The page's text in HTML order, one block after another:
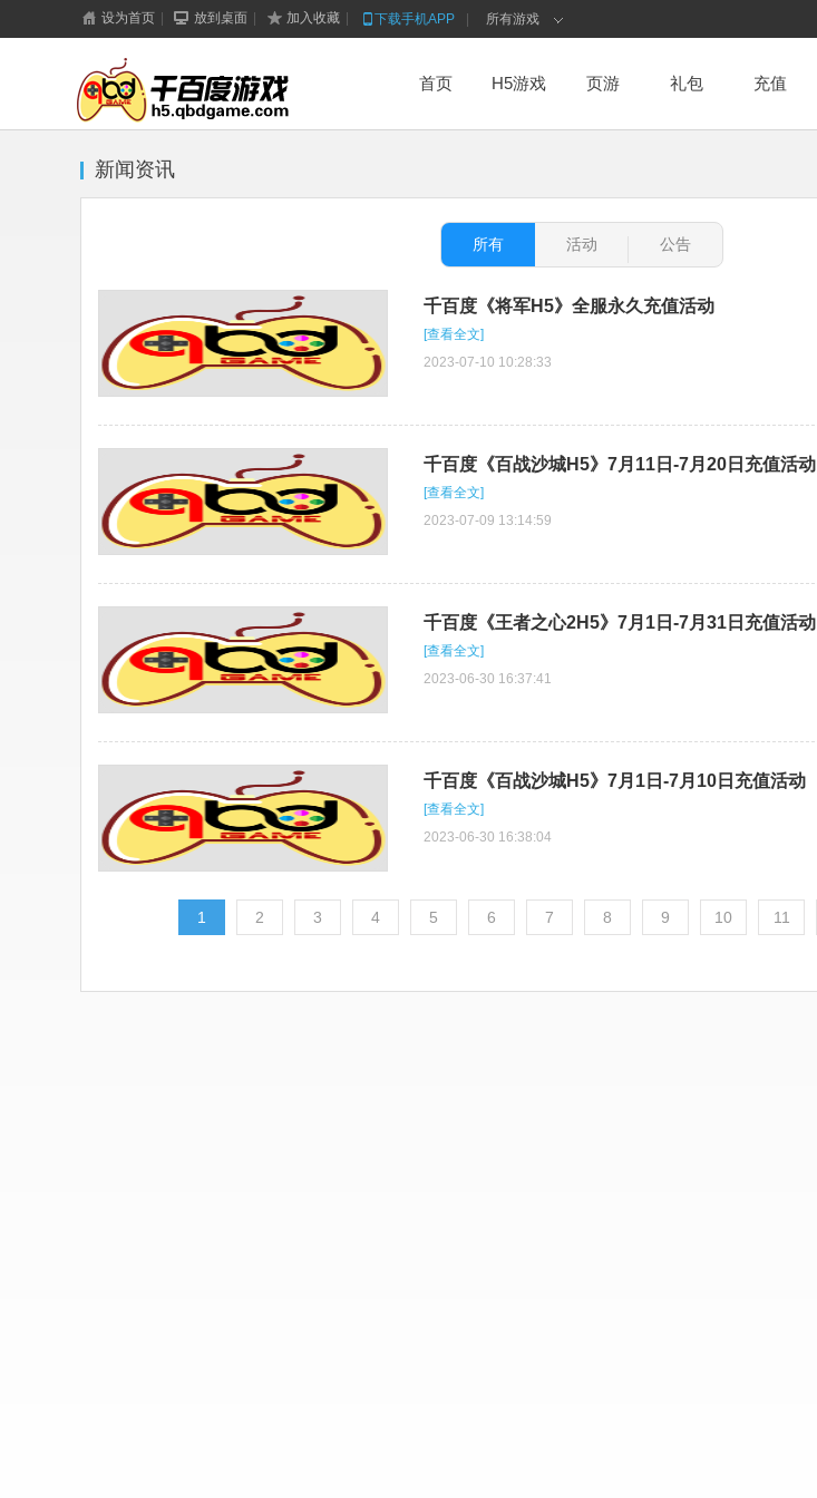
设为首页 放到桌面 加入收藏 下载手机APP 所有游戏
首页 H5游戏 页游 礼包 充值
新闻资讯
所有 活动 公告
千百度h5游戏
千百度《将军H5》全服永久充值活动
[查看全文]
2023-07-10 10:28:33
千百度h5游戏
千百度《百战沙城H5》7月11日-7月20日充值活动
[查看全文]
2023-07-09 13:14:59
千百度h5游戏
千百度《王者之心2H5》7月1日-7月31日充值活动
[查看全文]
2023-06-30 16:37:41
千百度h5游戏
千百度《百战沙城H5》7月1日-7月10日充值活动
[查看全文]
2023-06-30 16:38:04
1 2 3 4 5 6 7 8 9 10 11
更多+